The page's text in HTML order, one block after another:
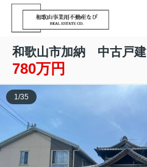
和歌山市加納 中古戸建
780万円
1 /35